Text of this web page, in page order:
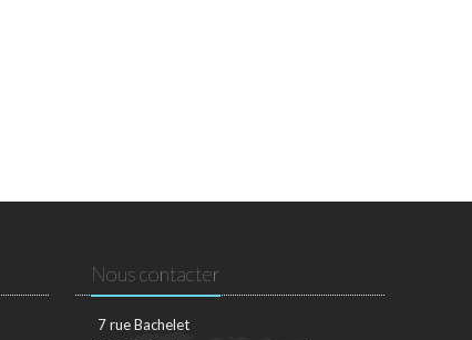
Nous contacter
7 rue Bachelet